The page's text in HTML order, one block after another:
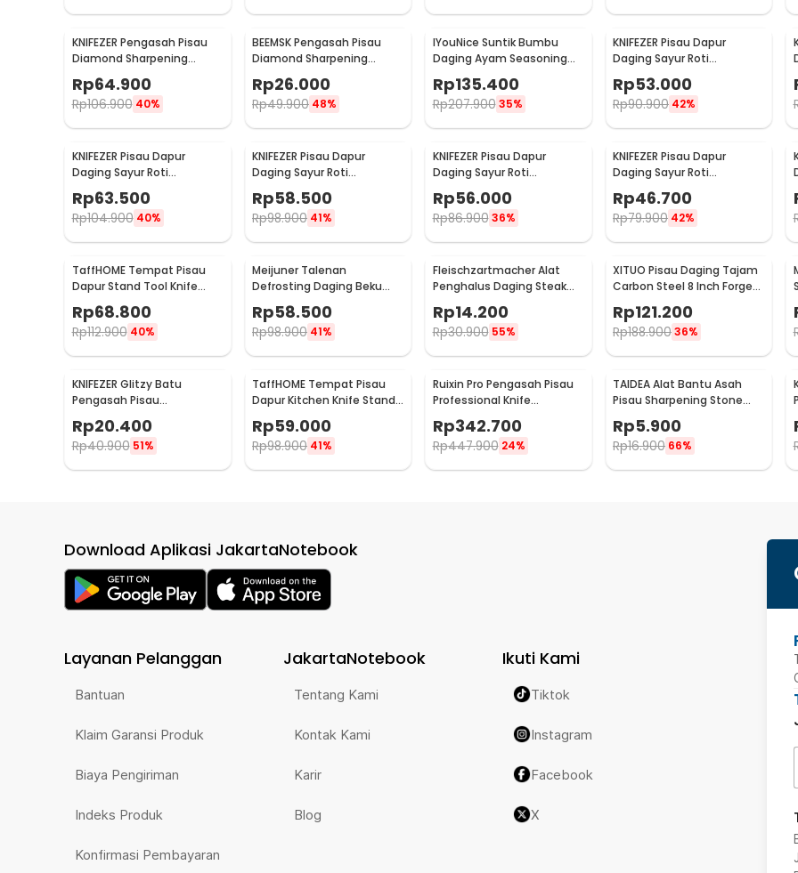
KNIFEZER Pengasah Pisau
Diamond Sharpening
Wetstone 4 Stages - MY311
Rp64.900
Rp106.900 40%
BEEMSK Pengasah Pisau
Diamond Sharpening
Wetstone 3 Stages - BM301
Rp26.000
Rp49.900 48%
IYouNice Suntik Bumbu
Daging Ayam Seasoning
Injector 3 Needles 2OZ -
IY1819
Rp135.400
Rp207.900 35%
KNIFEZER Pisau Dapur
Daging Sayur Roti
Damascus Pattern
Stainless 8 Inch Chef Knife
Rp53.000
Rp90.900 42%
KNIFEZER Pisau Dapur
Daging Sayur Roti
Damascus Pattern
Stainless 7 Inch Santoku
Knife
Rp63.500
Rp104.900 40%
KNIFEZER Pisau Dapur
Daging Sayur Roti
Damascus Pattern
Stainless 7 Inch Cleaver
Knife
Rp58.500
Rp98.900 41%
KNIFEZER Pisau Dapur
Daging Sayur Roti
Damascus Pattern
Stainless 6 Inch Boning
Knife
Rp56.000
Rp86.900 36%
KNIFEZER Pisau Dapur
Daging Sayur Roti
Damascus Pattern
Stainless 5 Inch Santoku
Knife
Rp46.700
Rp79.900 42%
TaffHOME Tempat Pisau
Dapur Stand Tool Knife
Holder - DJ-012
Rp68.800
Rp112.900 40%
Meijuner Talenan
Defrosting Daging Beku
Meat Fast Thawing Board
Size L - H-748
Rp58.500
Rp98.900 41%
Fleischzartmacher Alat
Penghalus Daging Steak
SKP245
Rp14.200
Rp30.900 55%
XITUO Pisau Daging Tajam
Carbon Steel 8 Inch Forged
Rp121.200
Rp188.90036%
KNIFEZER Glitzy Batu
Pengasah Pisau
Sharpener 1000/3000 -
Wkss-02
Rp20.400
Rp40.900 51%
TaffHOME Tempat Pisau
Dapur Kitchen Knife Stand
SUS430
Rp59.000
Rp98.900 41%
Ruixin Pro Pengasah Pisau
Professional Knife
Sharpener - RX-008
Rp342.700
Rp447.900 24%
TAIDEA Alat Bantu Asah
Pisau Sharpening Stone
Rp5.900
Rp16.900 66%
Download Aplikasi JakartaNotebook
Layanan Pelanggan
Bantuan
Klaim Garansi Produk
Biaya Pengiriman
Indeks Produk
Konfirmasi Pembayaran
JakartaNotebook
Tentang Kami
Kontak Kami
Karir
Blog
Ikuti Kami
Tiktok
Instagram
Facebook
X